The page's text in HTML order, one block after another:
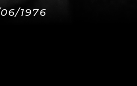
1976